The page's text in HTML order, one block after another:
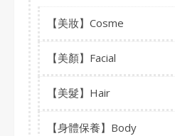
【美妝】Cosme
【美顏】Facial
【美髮】Hair
【身體保養】Body